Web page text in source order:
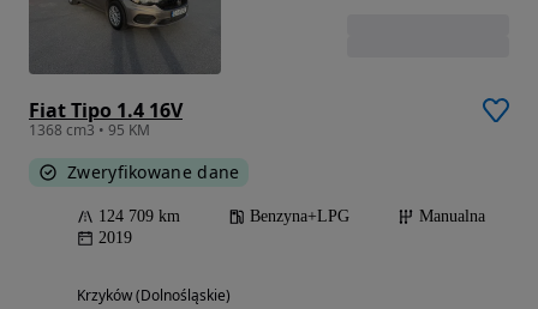
Fiat Tipo 1.4 16V
1368 cm3 • 95 KM
Zweryfikowane dane
124 709 km Benzyna+LPG
Manualna
2019
Krzyków (Dolnośląskie)